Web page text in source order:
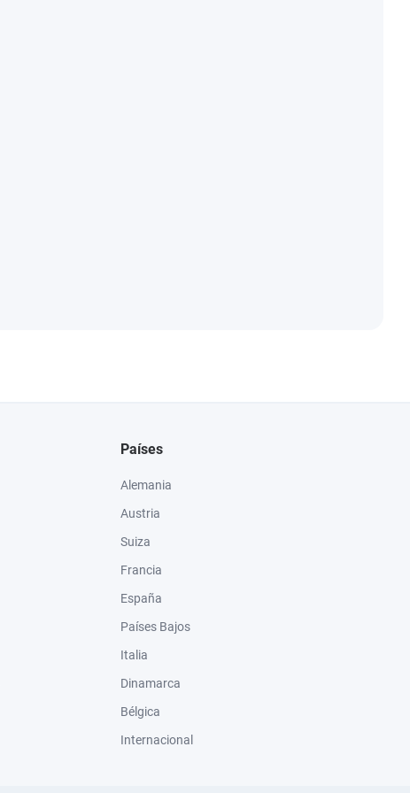
Países
Alemania
Austria
Suiza
Francia
España
Países Bajos
Italia
Dinamarca
Bélgica
Internacional